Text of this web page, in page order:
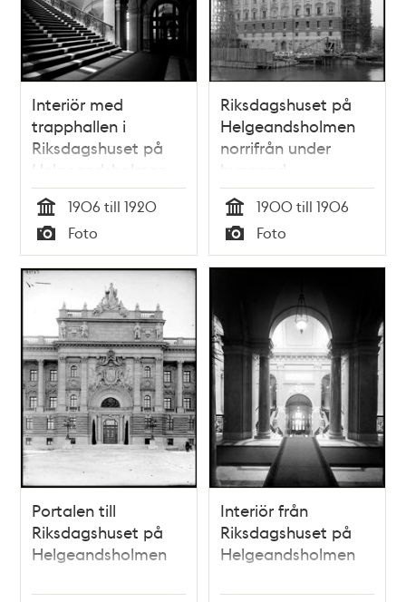
Interiör med
trapphallen i
Riksdagshuset på
Helgeandsholmen
Tid
1906 till 1920
Typ
Foto
Riksdagshuset på
Helgeandsholmen
norrifrån under
byggnad.
Tid
1900 till 1906
Typ
Foto
Portalen till
Riksdagshuset på
Helgeandsholmen
Interiör från
Riksdagshuset på
Helgeandsholmen